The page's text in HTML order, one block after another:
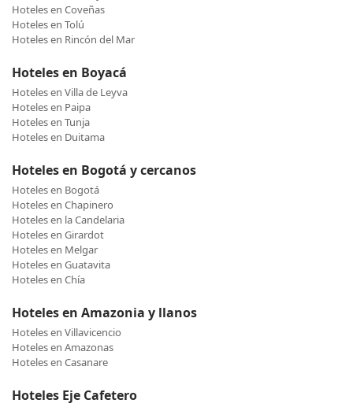
Hoteles en Coveñas
Hoteles en Tolú
Hoteles en Rincón del Mar
Hoteles en Boyacá
Hoteles en Villa de Leyva
Hoteles en Paipa
Hoteles en Tunja
Hoteles en Duitama
Hoteles en Bogotá y cercanos
Hoteles en Bogotá
Hoteles en Chapinero
Hoteles en la Candelaria
Hoteles en Girardot
Hoteles en Melgar
Hoteles en Guatavita
Hoteles en Chía
Hoteles en Amazonia y llanos
Hoteles en Villavicencio
Hoteles en Amazonas
Hoteles en Casanare
Hoteles Eje Cafetero